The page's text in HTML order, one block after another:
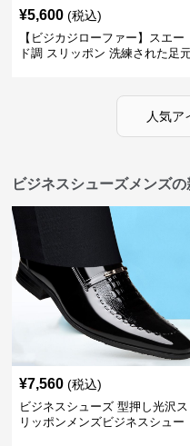
¥5,600 (税込)
【ビジカジローファー】スエー
ド調 スリッポン 洗練された足
人気ア
ビジネスシューズメンズ
¥7,560 (税込)
ビジネスシューズ 型押し光沢ス
リッポンメンズビジネスシュー